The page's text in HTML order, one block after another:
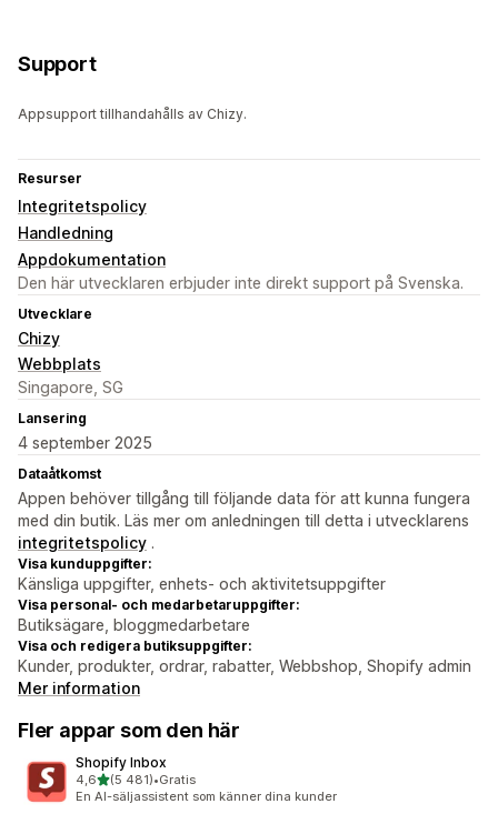
Support
Appsupport tillhandahålls av Chizy.
Resurser
Integritetspolicy
Handledning
Appdokumentation
Den här utvecklaren erbjuder inte direkt support på Svenska.
Utvecklare
Chizy
Webbplats
Singapore, SG
Lansering
4 september 2025
Dataåtkomst
Appen behöver tillgång till följande data för att kunna fungera
med din butik. Läs mer om anledningen till detta i utvecklarens
integritetspolicy .
Visa kunduppgifter:
Känsliga uppgifter, enhets- och aktivitetsuppgifter
Visa personal- och medarbetaruppgifter:
Butiksägare, bloggmedarbetare
Visa och redigera butiksuppgifter:
Kunder, produkter, ordrar, rabatter, Webbshop, Shopify admin
Mer information
Fler appar som den här
Shopify Inbox
4,6av 5 stjärnor
(5 481)
5481 recensioner totalt
•Gratis
En AI-säljassistent som känner dina kunder